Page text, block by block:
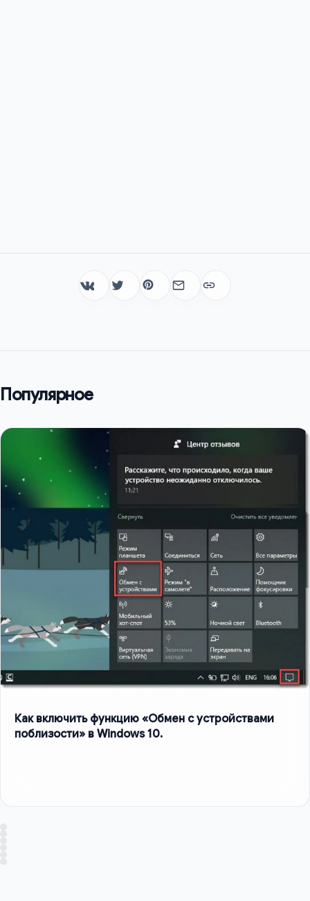
Популярное
Как включить функцию «Обмен с устройствами
поблизости» в Windows 10.